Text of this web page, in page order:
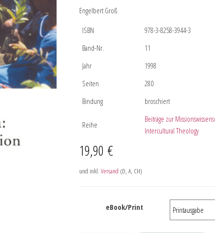
Engelbert Groß
ISBN
978-3-8258-3944-3
Band-Nr.
11
Jahr
1998
Seiten
280
Bindung
broschiert
Reihe
Beiträge zur
Intercultural Theology
19,90 €
und inkl. Versand (D, A, CH)
eBook/Print